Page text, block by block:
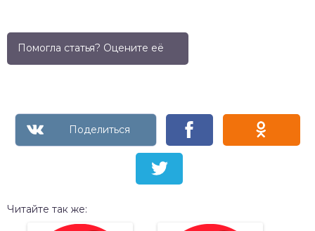
Помогла статья? Оцените её
Читайте так же: